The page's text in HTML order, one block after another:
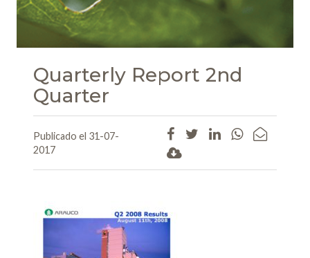
Quarterly Report 2nd
Quarter
Publicado el 31-07-
2017